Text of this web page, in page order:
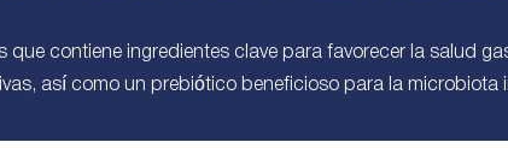
que contiene ingredientes clave para favorecer la salud
así como un prebiótico beneficioso para la microbiota